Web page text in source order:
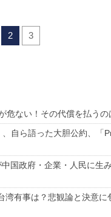
2 3
危ない！その代償を払うの
自ら語った大胆公約、「
国政府・企業・人民に生
湾有事は？悲観論と決意に